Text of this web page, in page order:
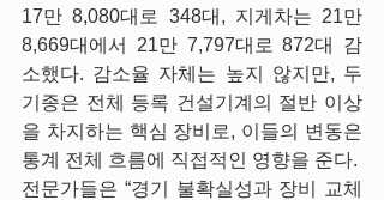
17만 8,080대로 348대, 지게차는 21만
8,669대에서 21만 7,797대로 872대 감
소했다. 감소율 자체는 높지 않지만, 두
기종은 전체 등록 건설기계의 절반 이상
을 차지하는 핵심 장비로, 이들의 변동은
통계 전체 흐름에 직접적인 영향을 준다.
전문가들은 “경기 불확실성과 장비 교체